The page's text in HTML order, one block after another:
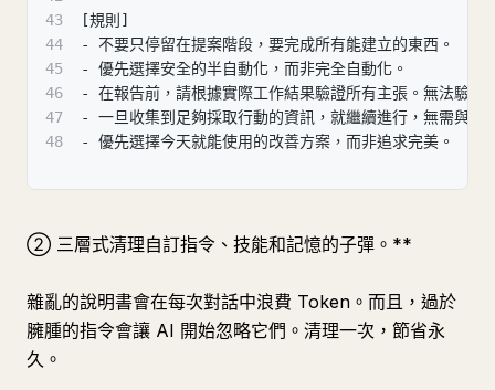
43
[規則]
44
- 不要只停留在提案階段，要完成所有能建立的東西。
45
- 優先選擇安全的半自動化，而非完全自動化。
46
- 在報告前，請根據實際工作結果驗證所有主張。無法驗證
47
- 一旦收集到足夠採取行動的資訊，就繼續進行，無需與我
48
- 優先選擇今天就能使用的改善方案，而非追求完美。
② 三層式清理自訂指令、技能和記憶的子彈。**
雜亂的說明書會在每次對話中浪費 Token。而且，過於
臃腫的指令會讓 AI 開始忽略它們。清理一次，節省永
久。